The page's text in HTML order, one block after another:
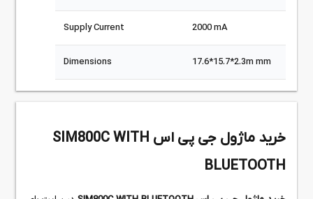
Supply Current 2000 mA
Dimensions 17.6*15.7*2.3m mm
خرید ماژول جی پی اس SIM800C WITH
BLUETOOTH